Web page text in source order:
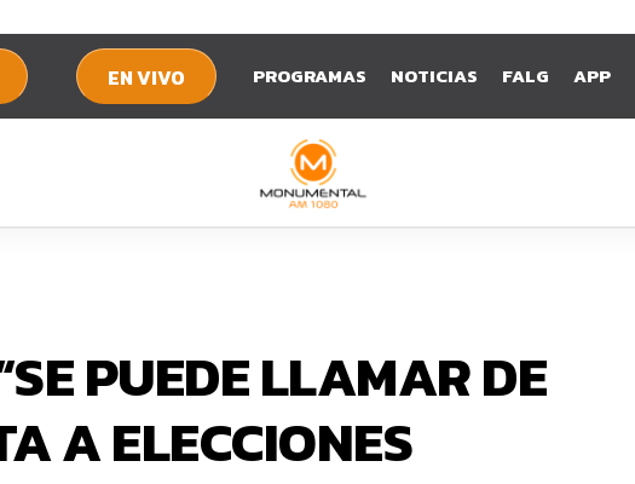
EN VIVO PROGRAMAS NOTICIAS FALG APP
PUEDE LLAMAR DE
A ELECCIONES